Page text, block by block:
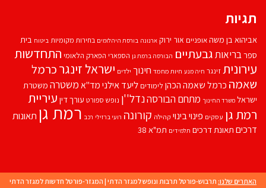
תגיות
אביהוא בן משהאופניים אור ירוק ארנונה בורסת היהלומים בחירות מקומיות ביטוח בית
ספרבריאותגבעתיים הבורסה ברמת גן הספארי הפארק הלאומי התחדשות
עירוניתזינגר חיה מנע חיות מחמד חינוך ילדים ישראל זינגרכרמל
שאמה כרמל שאמה הכהן לימודים ליעד אילנימד''אמשטרה משטרת
ישראל משרד החינוך מתחם הבורסהנדל''ן נופש ספורט עורך דין עיריית
רמת גן עסקים פינוי בינוי קהילה קורונה רועי ברזילי רכב רמת גן תאונות
דרכים תאונת דרכים תלמידים תמ"א 38
האתרים שלנו: תרבוש-פורטל תרבות ונופש למגזר הדתי | המגזר-פורטל חדשות למגזר הדתי